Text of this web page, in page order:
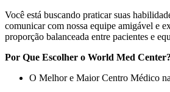
Você está buscando praticar suas
comunicar com nossa equipe amigável e
proporção balanceada entre pacientes e
Por Que Escolher o World Med Center?
O Melhor e Maior Centro Médico na